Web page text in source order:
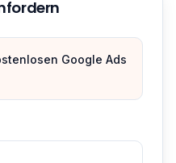
Google Ads